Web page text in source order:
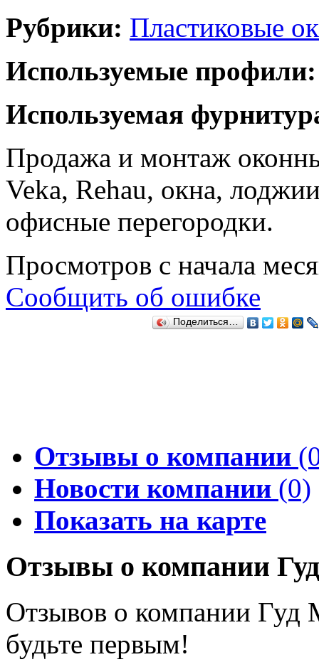
Рубрики: Пластиковые
Используемые профили:
Используемая
Продажа и монтаж
Veka, Rehau, окна,
офисные перегородки.
Просмотров с начала
Сообщить об ошибке
Поделиться…
Отзывы о компании
Новости компании (0)
Показать на карте
Отзывы о компании
Отзывов о компании Гуд
будьте первым!